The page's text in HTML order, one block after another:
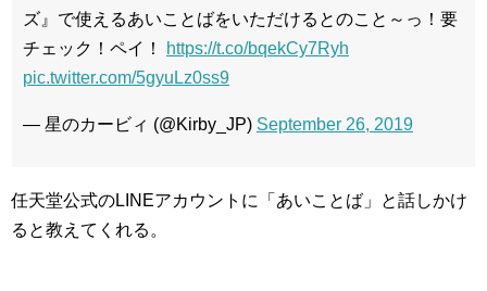
ズ』で使えるあいことばをいただけるとのこと～っ！要
チェック！ペイ！
https://t.co/bqekCy7Ryh
pic.twitter.com/5gyuLz0ss9
— 星のカービィ (@Kirby_JP) September 26, 2019
任天堂公式のLINEアカウントに「あいことば」と話しかけ
ると教えてくれる。